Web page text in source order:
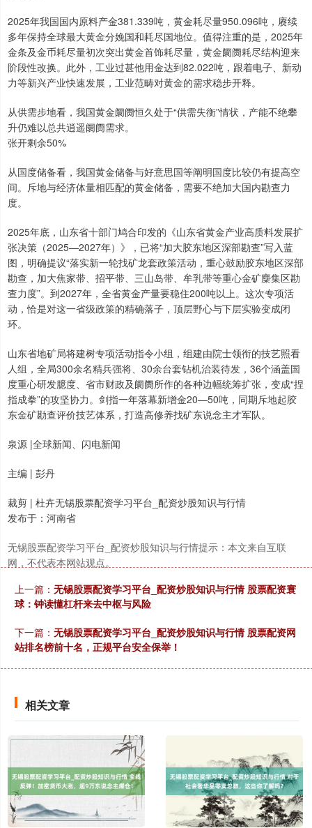
2025年我国国内原料产金381.339吨，黄金耗尽量950.096吨，赓续
多年保持全球最大黄金分娩国和耗尽国地位。值得注重的是，2025年
金条及金币耗尽量初次突出黄金首饰耗尽量，黄金阛阓耗尽结构迎来
阶段性改换。此外，工业过甚他用金达到82.022吨，跟着电子、新动
力等新兴产业快速发展，工业范畴对黄金的需求稳步开释。
从供需步地看，我国黄金阛阓恒久处于“供需失衡”情状，产能不绝攀
升仍难以总共逍遥阛阓需求。
张开剩余50%
从国度储备看，我国黄金储备与好意思国等阐明国度比较仍有提高空
间。斥地与经济体量相匹配的黄金储备，需要不绝加大国内勘查力
度。
2025年底，山东省十部门鸠合印发的《山东省黄金产业高质料发展扩
张决策（2025—2027年）》，已将“加大胶东地区深部勘查”写入蓝
图，明确提议“落实新一轮找矿龙套政策活动，重心鼓励胶东地区深部
勘查，加大焦家带、招平带、三山岛带、牟乳带等重心金矿麇集区勘
查力度”。到2027年，全省黄金产量要稳住200吨以上。这次专项活
动，恰是对这一省级政策的精确落子，顶层野心与下层实验变成闭
环。
山东省地矿局将建树专项活动指令小组，组建由院士领衔的技艺照看
人组，全局300余名精兵强将、30余台套钻机治装待发，36个涵盖国
度重心研发臆度、省市财政及阛阓所作的各种边幅统筹扩张，变成“捏
指成拳”的攻坚协力。剑指一年落幕新增金20—50吨，同期斥地起胶
东金矿勘查评价技艺体系，打造高修养找矿东说念主才军队。
泉源 |全球新闻、闪电新闻
主编 | 彭丹
裁剪 | 杜卉无锡股票配资学习平台_配资炒股知识与行情
发布于：河南省
无锡股票配资学习平台_配资炒股知识与行情提示：本文来自互联
网，不代表本网站观点。
上一篇： 无锡股票配资学习平台_配资炒股知识与行情 股票配资寰
球：钟读懂杠杆来去中枢与风险
下一篇： 无锡股票配资学习平台_配资炒股知识与行情 股票配资网
站排名榜前十名，正规平台安全保举！
相关文章